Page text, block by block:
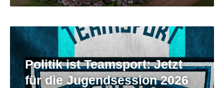
Politik ist Teamsport: Jetzt
für die Jugendsession 2026